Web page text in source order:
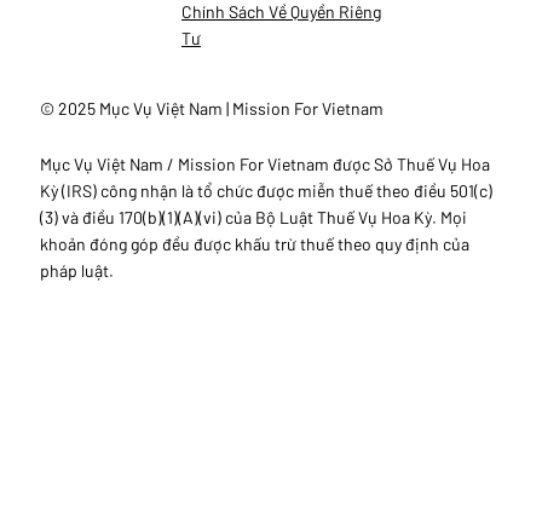
Chính Sách Về Quyền Riêng
Tư
© 2025 Mục Vụ Việt Nam | Mission For Vietnam
Mục Vụ Việt Nam / Mission For Vietnam được Sở Thuế Vụ Hoa
Kỳ (IRS) công nhận là tổ chức được miễn thuế theo điều 501(c)
(3) và điều 170(b)(1)(A)(vi) của Bộ Luật Thuế Vụ Hoa Kỳ. Mọi
khoản đóng góp đều được khấu trừ thuế theo quy định của
pháp luật.